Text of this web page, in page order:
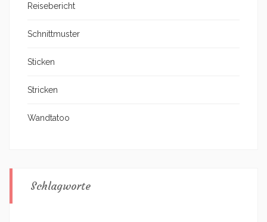
Reisebericht
Schnittmuster
Sticken
Stricken
Wandtatoo
Schlagworte